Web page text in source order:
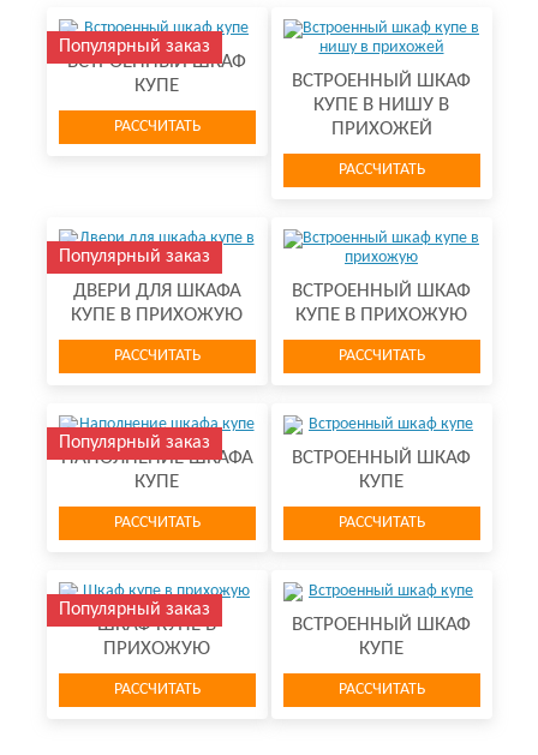
Популярный заказ
ВСТРОЕННЫЙ ШКАФ
КУПЕ
РАССЧИТАТЬ
ВСТРОЕННЫЙ ШКАФ
КУПЕ В НИШУ В
ПРИХОЖЕЙ
РАССЧИТАТЬ
Популярный заказ
ДВЕРИ ДЛЯ ШКАФА
КУПЕ В ПРИХОЖУЮ
РАССЧИТАТЬ
ВСТРОЕННЫЙ ШКАФ
КУПЕ В ПРИХОЖУЮ
РАССЧИТАТЬ
Популярный заказ
НАПОЛНЕНИЕ ШКАФА
КУПЕ
РАССЧИТАТЬ
ВСТРОЕННЫЙ ШКАФ
КУПЕ
РАССЧИТАТЬ
Популярный заказ
ШКАФ КУПЕ В
ПРИХОЖУЮ
РАССЧИТАТЬ
ВСТРОЕННЫЙ ШКАФ
КУПЕ
РАССЧИТАТЬ